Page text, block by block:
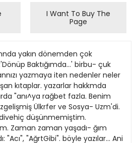
14
16
17
18
I Want To Buy The
Page
bakanlıkça yapılaca- ğını, Adalar Belediyesi'nin üze- rindeki tahsisin kaldınldığını bil- dirdi. İki yılı aşkın süren yazışmalar- dan bir sonuç çıkmaymcakayma- kamlık kendisini sorumlu ve yet- kili görerek bir komisyon oluştur- du. Adalar Vakfı komisyona des- tek verdi. Komisyon üyeleri mev- cut eşyalan korumak ve kurtar- mak amacıyla 24 Nisan 1999 gü- nü göreve başladı. Heybeliada Halk Kütüphanesi'nde bulunan özel eşya ve kitaplan alındığında içler acısı bir manzarayla karşı- laştılar: Rasgele yerleştirilen ko- lilerdeki kitaplann bir kısmı kurt- lar-böceklertarafindan yenilmiş, kmlacak eşya kolilerinin içinde- kilerin çoğu kınlmış, yazann kı- yafetleri-örtü ve minderleri bele- diyenin büyük boy çöp poşetle- rine tıkıştınlmış, kir ve rutubet- ten lcullanılmaz hale gelmişti. Deniz Lisesi Komutanlığı'na bağh araçlann yardımıyla ya- zann bütün eşyalan okula taşın- dt, yıkandı, onanldı, kuru te- mizlemeye gönderildi. Yazann ince zevkini yansıtan eşyalar arasında gözümüze çarpanlar ise şunlar. Gürpınar'ın kendisi- ni yetiştircn teyzesinden öğren- diği, üğ işiyle yaptığı el örmele- ri, dantelleri, şişle ördüğü çorap- lar, tığ ve örgü takımlan, yaptı- ğı tablolar, işlediği porselen takım- lar, babasından kalma, hâlâ çalı- şır durumdaki altın saati, tıraş ta- kımı, iki yatağı, parça parça bu- lunduktan sonra birleştirilen çi- ni sobası, bahçeye atıldıktan son- ra yıllarca orada kalmış buzdo- labı, romanlannın elyazmalan, 6. dönem milletvekilliği cüzda- nı... Gürpmar'ın bir balo davetine yazdığı yanıt ise muzip kişiliği- ni yansıtıyor ziyaretçilere: Heybefi Parti BaşkanhğTna, Sa>ınBe>. Mebus değilim, iratçı değüim. kitaplanmdan aldığım cüzi bir gelirle kıt kanaat geçiniyorum. Balo yaşıma yitraşmaz, keseme hiçervermez.Partiyeparalazım- sa bunda da can gerek. Savgıla- nmısunanm. Şimdi sırayetkililerde. Adalı- lar, evin restore edilmesini ve kurtanlmış eşyalann bu evin iki odasında sergilenmesini istiyor- lar. yımlanmaya başladı. İlk yazım, babaannemin ölü- mü üzerine bir yazıydı. Yıl, 1943. Sonra Istan- bul'da